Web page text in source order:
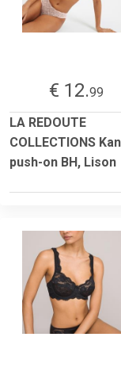
€ 12.99
LA REDOUTE
COLLECTIONS
push-on BH, Lison